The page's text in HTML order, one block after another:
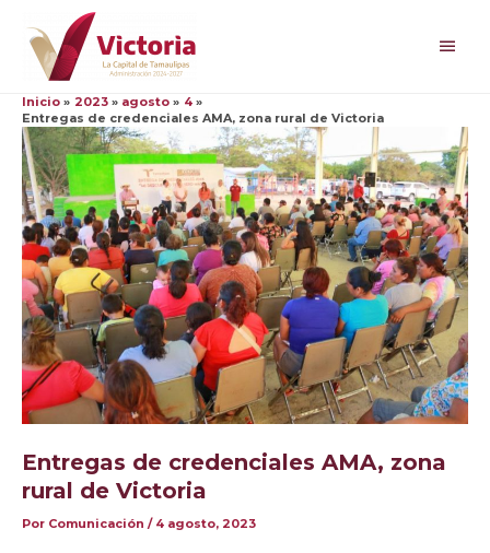
contenido
Inicio 2023 agosto
4
Entregas de credenciales AMA, zona rural de Victoria
Entregas de credenciales AMA, zona
rural de Victoria
Por Comunicación / 4 agosto, 2023